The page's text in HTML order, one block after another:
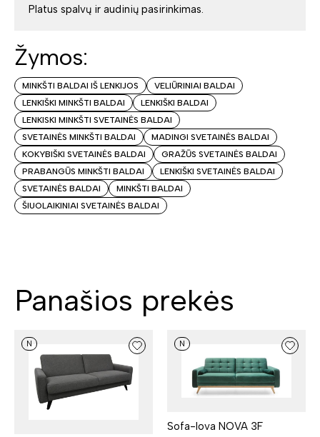
Platus spalvų ir audinių pasirinkimas.
Žymos:
MINKŠTI BALDAI IŠ LENKIJOS
VELIŪRINIAI BALDAI
LENKIŠKI MINKŠTI BALDAI
LENKIŠKI BALDAI
LENKISKI MINKŠTI SVETAINĖS BALDAI
SVETAINĖS MINKŠTI BALDAI
MADINGI SVETAINĖS BALDAI
KOKYBIŠKI SVETAINĖS BALDAI
GRAŽŪS SVETAINĖS BALDAI
PRABANGŪS MINKŠTI BALDAI
LENKIŠKI SVETAINĖS BALDAI
SVETAINĖS BALDAI
MINKŠTI BALDAI
ŠIUOLAIKINIAI SVETAINĖS BALDAI
Panašios prekės
N N
Sofa-lova NOVA 3F